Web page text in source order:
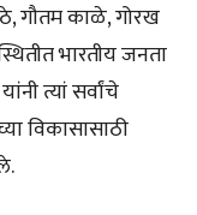
गौतम काळे, गोरख
भारतीय जनता
त्यां सर्वांचे
विकासासाठी